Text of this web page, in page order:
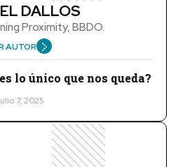
DALLOS
Proximity, BBDO.
AUTOR
lo único que nos queda?
7, 2025